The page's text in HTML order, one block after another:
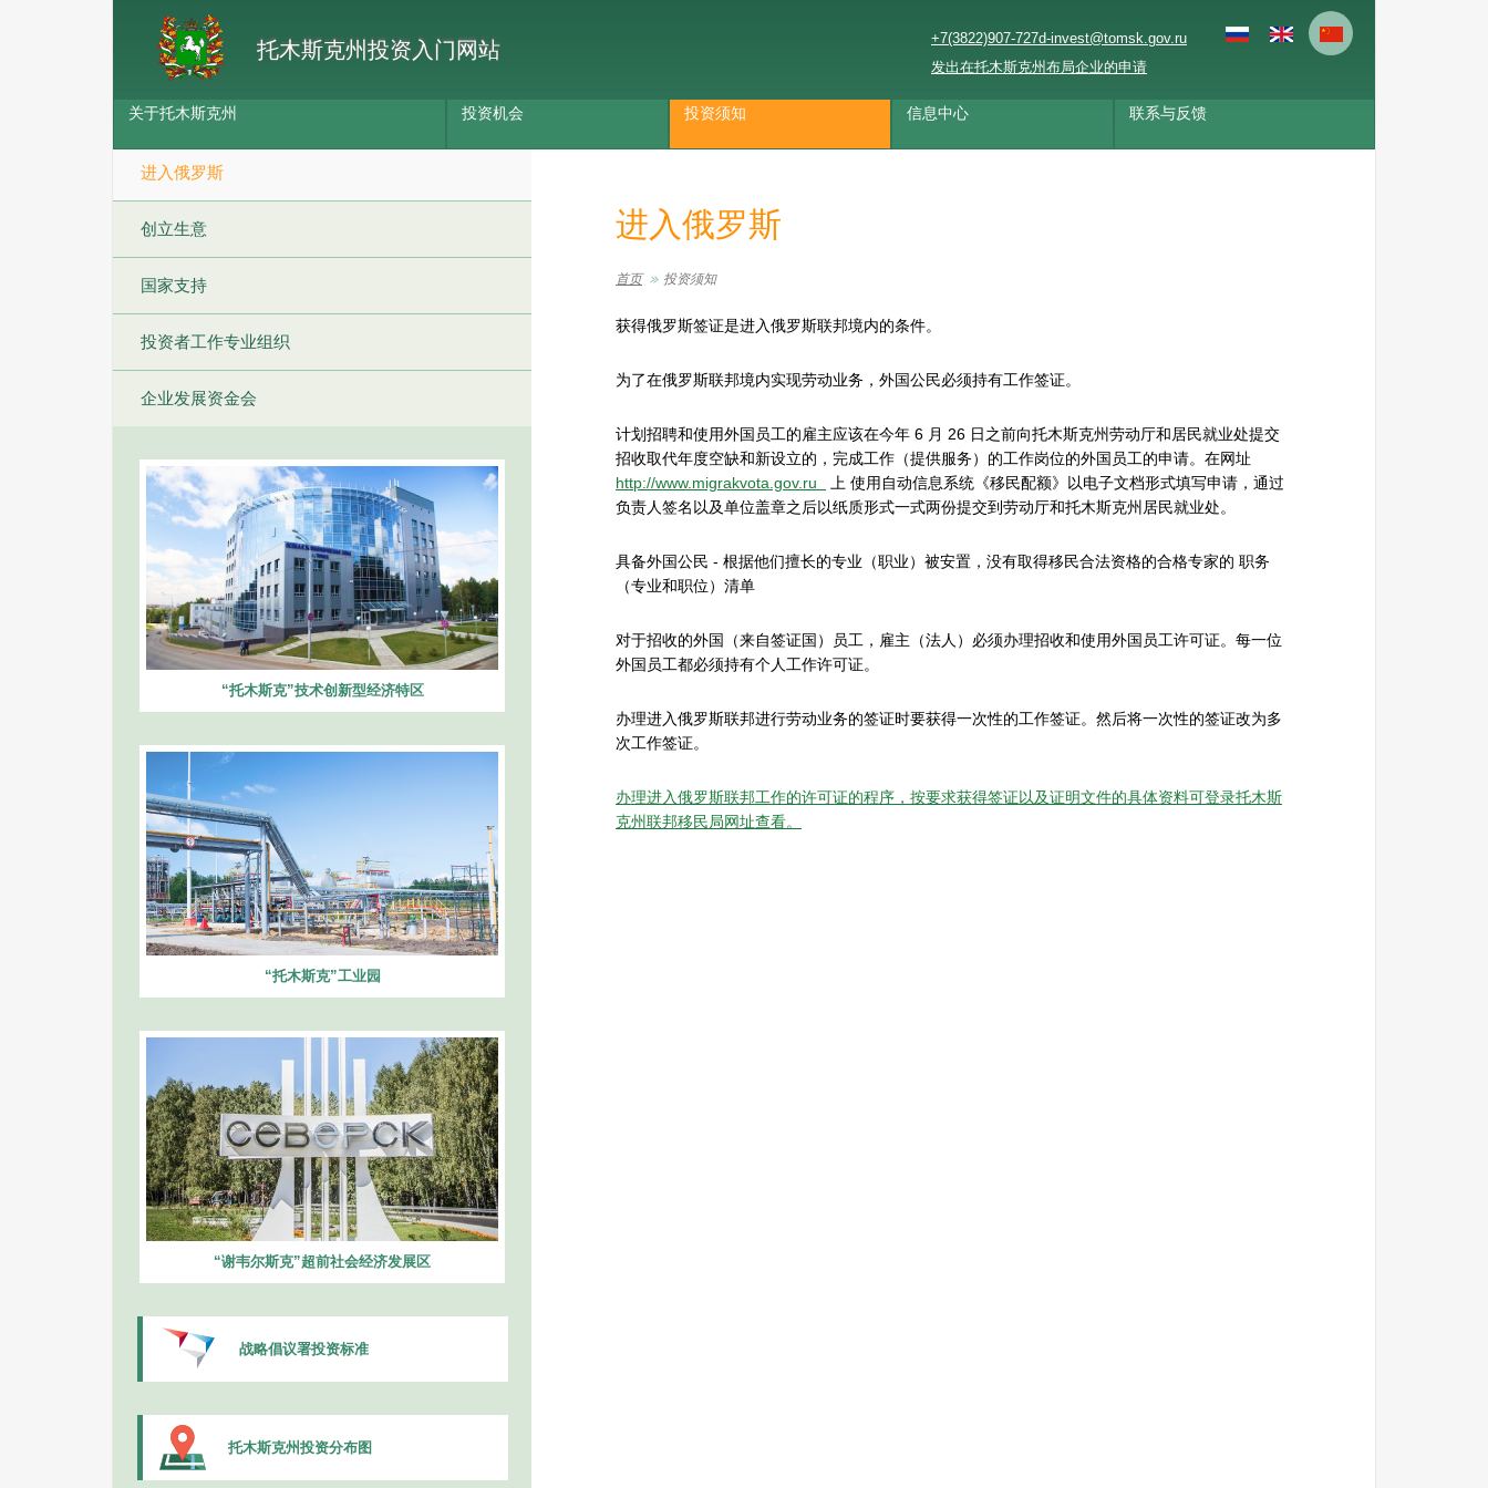
托木斯克州投资入门网站 +7(3822)907-727d-invest@tomsk.gov.ru
发出在托木斯克州布局企业的申请
关于托木斯克州 投资机会 投资须知 信息中心 联系与反馈
进入俄罗斯
创立生意
国家支持
投资者工作专业组织
企业发展资金会
“托木斯克”技术创新型经济特区
“托木斯克”工业园
“谢韦尔斯克”超前社会经济发展区
战略倡议署投资标准
托木斯克州投资分布图
进入俄罗斯
首页 投资须知
获得俄罗斯签证是进入俄罗斯联邦境内的条件。
为了在俄罗斯联邦境内实现劳动业务，外国公民必须持有工作签证。
计划招聘和使用外国员工的雇主应该在今年 6 月 26 日之前向托木斯克州劳动厅和居民就业处提交
招收取代年度空缺和新设立的，完成工作（提供服务）的工作岗位的外国员工的申请。在网址
http://www.migrakvota.gov.ru
上 使用自动信息系统《移民配额》以电子文档形式填写申请，通过
负责人签名以及单位盖章之后以纸质形式一式两份提交到劳动厅和托木斯克州居民就业处。
具备外国公民 - 根据他们擅长的专业（职业）被安置，没有取得移民合法资格的合格专家的 职务
（专业和职位）清单
对于招收的外国（来自签证国）员工，雇主（法人）必须办理招收和使用外国员工许可证。每一位
外国员工都必须持有个人工作许可证。
办理进入俄罗斯联邦进行劳动业务的签证时要获得一次性的工作签证。然后将一次性的签证改为多
次工作签证。
办理进入俄罗斯联邦工作的许可证的程序，按要求获得签证以及证明文件的具体资料可登录托木斯
克州联邦移民局网址查看。